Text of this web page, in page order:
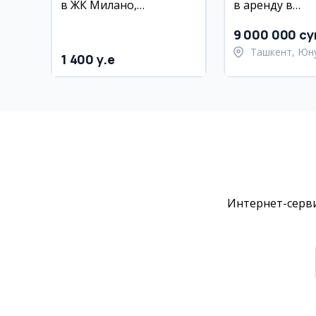
в ЖК Милано,
1 400 y.e
в аренду в
ЖК Империал
Минор
9 000 000
Ташкент,
Интернет-